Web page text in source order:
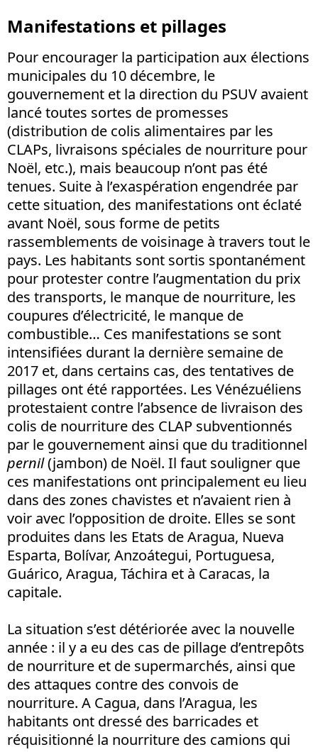
Manifestations et pillages
Pour encourager la participation aux élections
municipales du 10 décembre, le
gouvernement et la direction du PSUV avaient
lancé toutes sortes de promesses
(distribution de colis alimentaires par les
CLAPs, livraisons spéciales de nourriture pour
Noël, etc.), mais beaucoup n’ont pas été
tenues. Suite à l’exaspération engendrée par
cette situation, des manifestations ont éclaté
avant Noël, sous forme de petits
rassemblements de voisinage à travers tout le
pays. Les habitants sont sortis spontanément
pour protester contre l’augmentation du prix
des transports, le manque de nourriture, les
coupures d’électricité, le manque de
combustible… Ces manifestations se sont
intensifiées durant la dernière semaine de
2017 et, dans certains cas, des tentatives de
pillages ont été rapportées. Les Vénézuéliens
protestaient contre l’absence de livraison des
colis de nourriture des CLAP subventionnés
par le gouvernement ainsi que du traditionnel
pernil(jambon) de Noël. Il faut souligner que
ces manifestations ont principalement eu lieu
dans des zones chavistes et n’avaient rien à
voir avec l’opposition de droite. Elles se sont
produites dans les Etats de Aragua, Nueva
Esparta, Bolívar, Anzoátegui, Portuguesa,
Guárico, Aragua, Táchira et à Caracas, la
capitale.
La situation s’est détériorée avec la nouvelle
année : il y a eu des cas de pillage d’entrepôts
de nourriture et de supermarchés, ainsi que
des attaques contre des convois de
nourriture. A Cagua, dans l’Aragua, les
habitants ont dressé des barricades et
réquisitionné la nourriture des camions qui